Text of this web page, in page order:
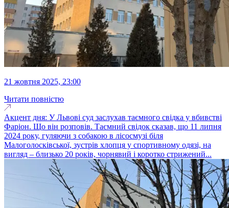
21 жовтня 2025, 23:00
Читати повністю
Акцент дня: У Львові суд заслухав таємного свідка у вбивстві
Фаріон. Що він розповів. Таємний свідок сказав, що 11 липня
2024 року, гуляючи з собакою в лісосмузі біля
Малоголосківської, зустрів хлопця у спортивному одязі, на
вигляд – близько 20 років, чорнявий і коротко стрижений...